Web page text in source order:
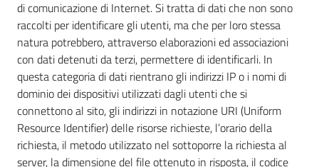
di comunicazione di Internet. Si tratta di dati che non sono
raccolti per identificare gli utenti, ma che per loro stessa
natura potrebbero, attraverso elaborazioni ed associazioni
con dati detenuti da terzi, permettere di identificarli. In
questa categoria di dati rientrano gli indirizzi IP o i nomi di
dominio dei dispositivi utilizzati dagli utenti che si
connettono al sito, gli indirizzi in notazione URI (Uniform
Resource Identifier) delle risorse richieste, l’orario della
richiesta, il metodo utilizzato nel sottoporre la richiesta al
server, la dimensione del file ottenuto in risposta, il codice